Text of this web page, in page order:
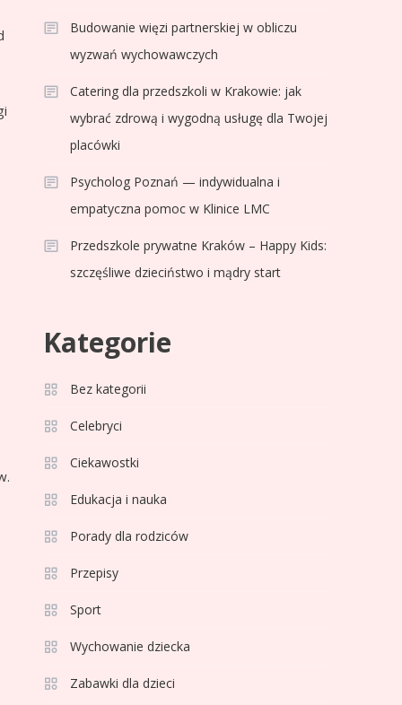
Budowanie więzi partnerskiej w obliczu
wyzwań wychowawczych
Catering dla przedszkoli w Krakowie: jak
wybrać zdrową i wygodną usługę dla Twojej
placówki
Psycholog Poznań — indywidualna i
empatyczna pomoc w Klinice LMC
Przedszkole prywatne Kraków – Happy Kids:
szczęśliwe dzieciństwo i mądry start
Kategorie
Bez kategorii
Celebryci
Ciekawostki
Edukacja i nauka
Porady dla rodziców
Przepisy
Sport
Wychowanie dziecka
Zabawki dla dzieci
3
formy i statystyk
4
La Liga rankingi: Tabela,
5
Lech Poznań rankingi:
Analiza pozycji w